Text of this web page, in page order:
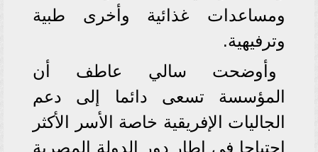
ومساعدات غذائية وأخرى طبية
وترفيهية.
وأوضحت سالي عاطف أن
المؤسسة تسعى دائما إلى دعم
الجاليات الإفريقية خاصة الأسر الأكثر
احتياجا في إطار دور الدولة المصرية